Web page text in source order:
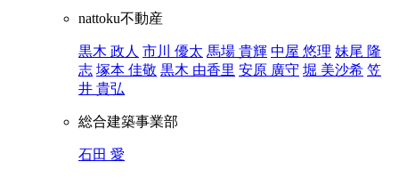
nattoku不動産
黒木 政人 市川 優太 馬場 貴輝 中屋 悠理 妹尾 隆
志 塚本 佳敬 黒木 由香里 安原 廣守 堀 美沙希 笠
井 貴弘
総合建築事業部
石田 愛